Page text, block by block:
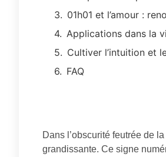
01h01 et l’amour :
Applications dans la
Cultiver l’intuition et
FAQ
Dans l’obscurité feutrée de
grandissante. Ce signe